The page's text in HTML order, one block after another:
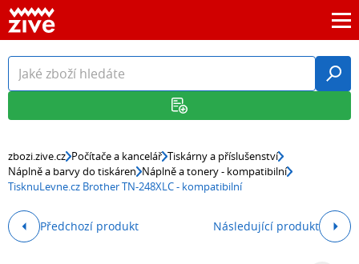
zbozi.zive.cz Počítače a kancelář Tiskárny a příslušenství
Náplně a barvy do tiskáren Náplně a tonery - kompatibilní
TisknuLevne.cz Brother TN-248XLC - kompatibilní
Předchozí produkt Následující produkt